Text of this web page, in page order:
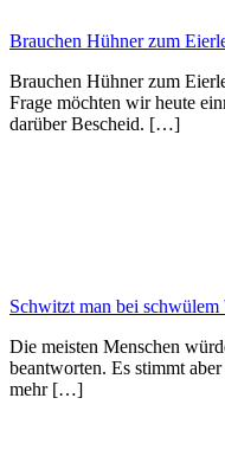
Brauchen Hühner zum
Brauchen Hühner zum
Frage möchten wir heute
darüber Bescheid. […]
Schwitzt man bei schwülem
Die meisten Menschen
beantworten. Es stimmt
mehr […]